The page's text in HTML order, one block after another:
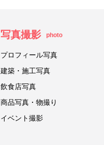
写真撮影 photo
プロフィール写真
建築・施工写真
飲食店写真
商品写真・物撮り
イベント撮影